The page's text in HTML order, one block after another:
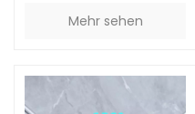
langem Griff
Mehr sehen